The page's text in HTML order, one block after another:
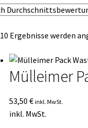
Ergebnisse werden
Mülleimer
53,50 € inkl. MwSt.
inkl. MwSt.